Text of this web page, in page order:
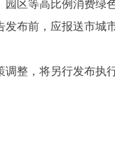
园区等高比例消费绿
前，应报送市城市
整，将另行发布执行